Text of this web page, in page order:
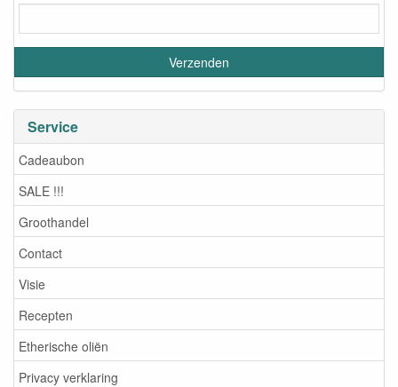
Service
Cadeaubon
SALE !!!
Groothandel
Contact
Visie
Recepten
Etherische oliën
Privacy verklaring